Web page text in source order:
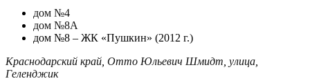
дом №4
дом №8А
дом №8 – ЖК «Пушкин» (2012 г.)
Краснодарский край Отто Юльевич Шмидт улица
Геленджик